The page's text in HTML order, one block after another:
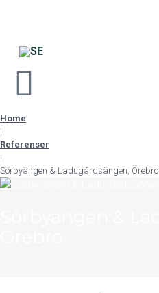
Home
|
Referenser
|
Sörbyängen & Ladugårdsängen, Örebro